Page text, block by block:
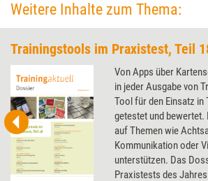
Weitere Inhalte zum Thema:
Trainingstools im Praxistest, Teil
Von Apps über
in jeder Ausgabe von
Tool für den Einsatz in
getestet und bewertet.
auf Themen wie
Kommunikation oder
unterstützen. Das
Praxistests des